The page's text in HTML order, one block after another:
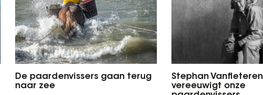
De paardenvissers gaan terug
naar zee
Stephan Vanfleteren
vereeuwigt onze